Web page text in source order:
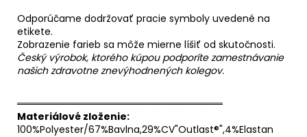
Odporúčame dodržovať pracie symboly uvedené na
etikete.
Zobrazenie farieb sa môže mierne líšiť od skutočnosti.
Český výrobok, ktorého kúpou podporíte zamestnávanie
našich zdravotne znevýhodnených kolegov.
══════════════════════════════
Materiálové zloženie:
100%Polyester/67%Bavlna,29%CV"Outlast®",4%Elastan